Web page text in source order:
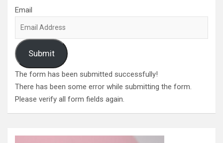
Email
Submit
The form has been submitted successfully!
There has been some error while submitting the form.
Please verify all form fields again.